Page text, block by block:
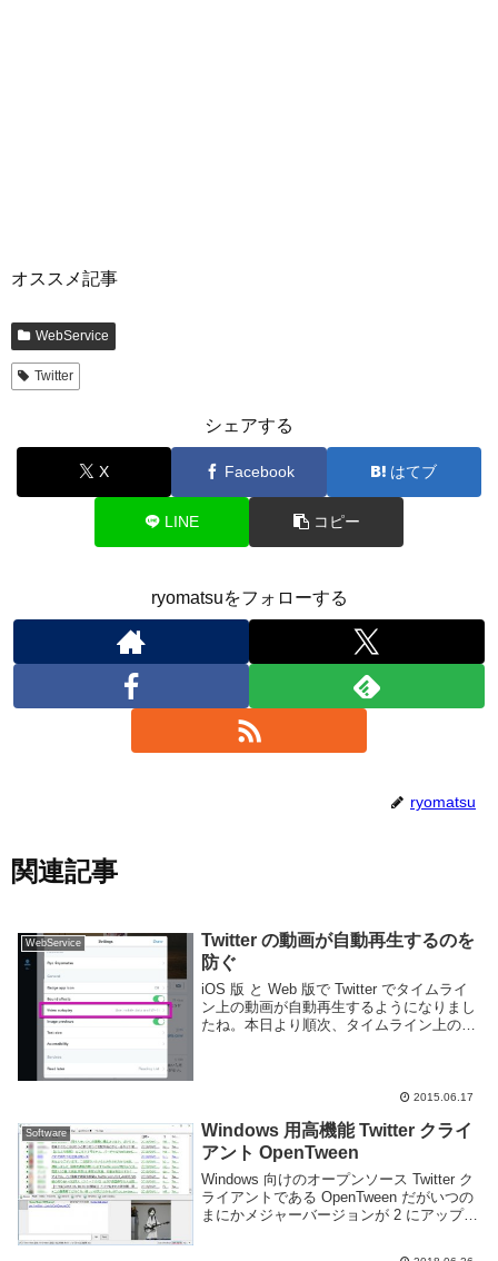
オススメ記事
WebService
Twitter
シェアする
X Facebook はてブ
LINE コピー
ryomatsuをフォローする
ryomatsu
関連記事
WebService
Twitter の動画が自動再生するのを
防ぐ
iOS 版 と Web 版で Twitter でタイムライ
ン上の動画が自動再生するようになりまし
たね。本日より順次、タイムライン上の動
2015.06.17
Software
Windows 用高機能 Twitter クライ
アント OpenTween
Windows 向けのオープンソース Twitter ク
ライアントである OpenTween だがいつの
まにかメジャーバージョンが 2 にアップさ